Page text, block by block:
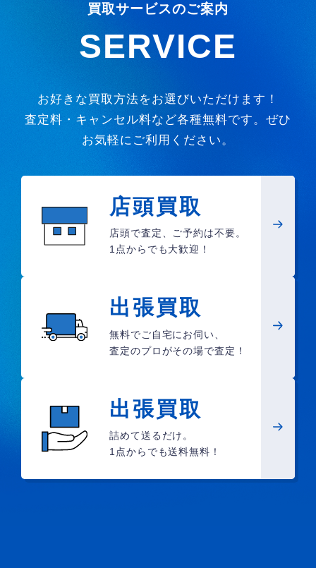
買取サービスのご案内
SERVICE
お好きな買取方法をお選びいただけます！
査定料・キャンセル料など各種無料です。ぜひ
お気軽にご利用ください。
店頭買取
店頭で査定、ご予約は不要。
1点からでも大歓迎！
出張買取
無料でご自宅にお伺い、
査定のプロがその場で査定！
出張買取
詰めて送るだけ。
1点からでも送料無料！